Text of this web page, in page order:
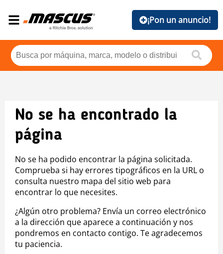
¡Pon un anuncio!
No se ha encontrado la
página
No se ha podido encontrar la página solicitada.
Comprueba si hay errores tipográficos en la URL o
consulta nuestro mapa del sitio web para
encontrar lo que necesites.
¿Algún otro problema? Envía un correo electrónico
a la dirección que aparece a continuación y nos
pondremos en contacto contigo. Te agradecemos
tu paciencia.